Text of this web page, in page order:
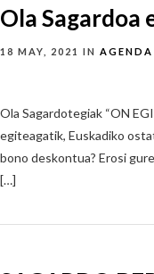
Ola Sagardoa
18 MAY, 2021 IN AGENDA
Ola Sagardotegiak “ON
egiteagatik, Euskadiko
bono deskontua? Erosi
[…]